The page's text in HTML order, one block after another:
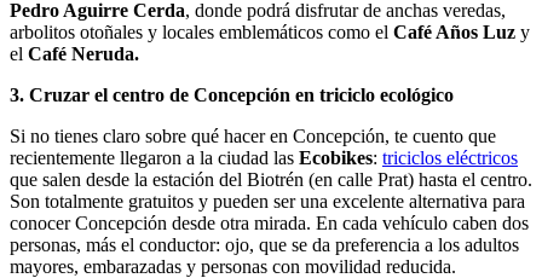
Pedro Aguirre Cerda, donde podrá disfrutar de anchas veredas,
arbolitos otoñales y locales emblemáticos como el Café Años Luz y
el Café Neruda.
3. Cruzar el centro de Concepción en triciclo ecológico
Si no tienes claro sobre qué hacer en Concepción, te cuento que
recientemente llegaron a la ciudad las Ecobikes: triciclos eléctricos
que salen desde la estación del Biotrén (en calle Prat) hasta el centro.
Son totalmente gratuitos y pueden ser una excelente alternativa para
conocer Concepción desde otra mirada. En cada vehículo caben dos
personas, más el conductor: ojo, que se da preferencia a los adultos
mayores, embarazadas y personas con movilidad reducida.